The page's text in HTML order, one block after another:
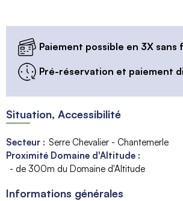
Paiement possible en 3X sans
Pré-réservation et paiement
Situation, Accessibilité
Secteur : Serre Chevalier - Chantemerle
Proximité Domaine d'Altitude :
- de 300m du Domaine d'Altitude
Informations générales